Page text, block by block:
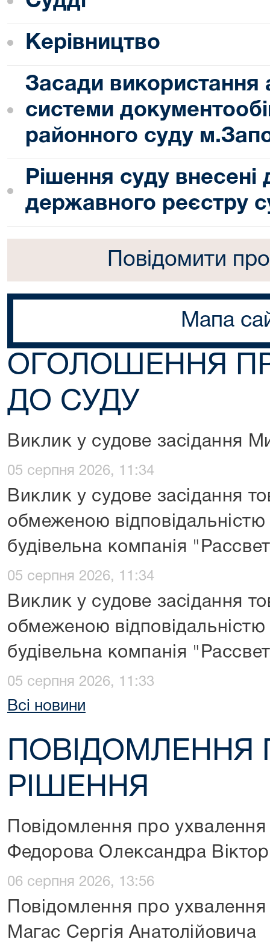
Керівництво
Засади використання
системи
районного суду
Рішення суду
державного реєстру
Повідомити
Мапа
ОГОЛОШЕННЯ
ДО СУДУ
Виклик у судове засідання
05 серпня 2026, 11:34
Виклик у судове засідання
обмеженою відповідальністю
будівельна компанія
05 серпня 2026, 11:34
Виклик у судове засідання
обмеженою відповідальністю
будівельна компанія
05 серпня 2026, 11:33
Всі новини
ПОВІДОМЛЕННЯ
РІШЕННЯ
Повідомлення про
Федорова Олександра
06 серпня 2026, 13:56
Повідомлення про
Магас Сергія Анатолійовича